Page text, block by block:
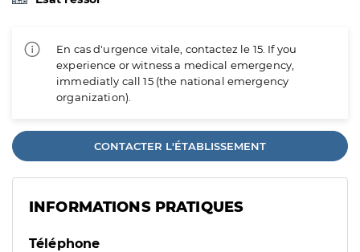
En cas d'urgence vitale, contactez le 15. If you
experience or witness a medical emergency,
immediatly call 15 (the national emergency
organization).
CONTACTER L'ÉTABLISSEMENT
INFORMATIONS PRATIQUES
Téléphone